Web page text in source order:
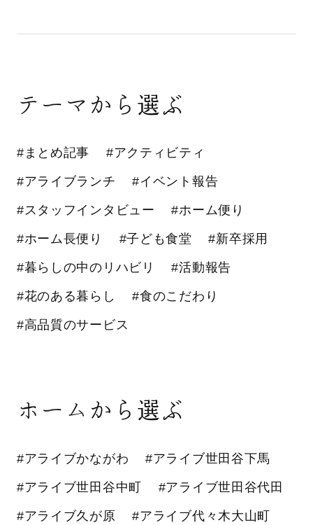
テーマから選ぶ
#まとめ記事 #アクティビティ
#アライブランチ #イベント報告
#スタッフインタビュー #ホーム便り
#ホーム長便り #子ども食堂 #新卒採用
#暮らしの中のリハビリ #活動報告
#花のある暮らし #食のこだわり
#高品質のサービス
ホームから選ぶ
#アライブかながわ #アライブ世田谷下馬
#アライブ世田谷中町 #アライブ世田谷代田
#アライブ久が原 #アライブ代々木大山町